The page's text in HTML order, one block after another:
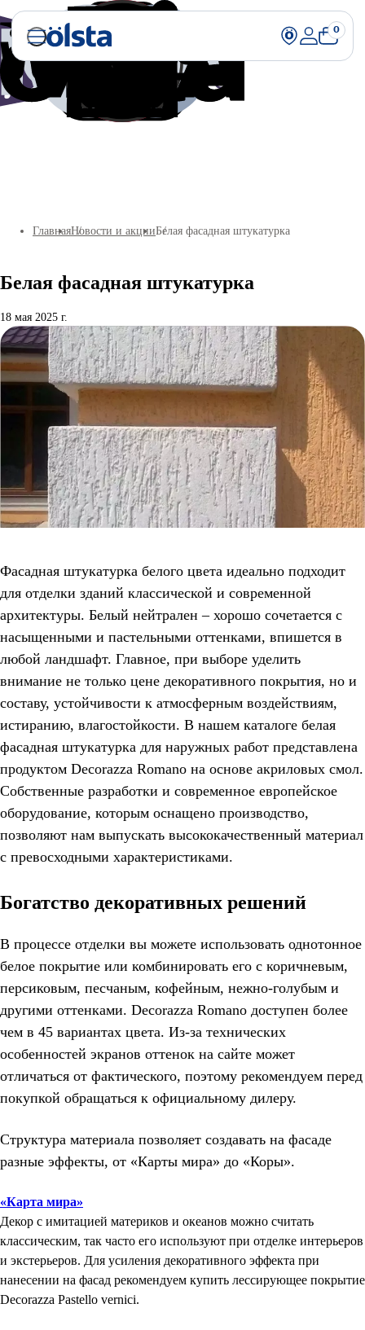
0
ГлавнаяНовости и акцииБелая фасадная штукатурка
18 мая 2025 г.
Белая фасадная штукатурка
Фасадная штукатурка белого цвета идеально подходит
для отделки зданий классической и современной
архитектуры. Белый нейтрален – хорошо сочетается с
насыщенными и пастельными оттенками, впишется в
любой ландшафт. Главное, при выборе уделить
внимание не только цене декоративного покрытия, но и
составу, устойчивости к атмосферным воздействиям,
истиранию, влагостойкости. В нашем каталоге белая
фасадная штукатурка для наружных работ представлена
продуктом Decorazza Romano на основе акриловых смол.
Собственные разработки и современное европейское
оборудование, которым оснащено производство,
позволяют нам выпускать высококачественный материал
с превосходными характеристиками.
Богатство декоративных решений
В процессе отделки вы можете использовать однотонное
белое покрытие или комбинировать его с коричневым,
персиковым, песчаным, кофейным, нежно-голубым и
другими оттенками. Decorazza Romano доступен более
чем в 45 вариантах цвета. Из-за технических
особенностей экранов оттенок на сайте может
отличаться от фактического, поэтому рекомендуем перед
покупкой обращаться к официальному дилеру.
Структура материала позволяет создавать на фасаде
разные эффекты, от «Карты мира» до «Коры».
«Карта мира»
Декор с имитацией материков и океанов можно считать
классическим, так часто его используют при отделке интерьеров
и экстерьеров. Для усиления декоративного эффекта при
нанесении на фасад рекомендуем купить лессирующее покрытие
Decorazza Pastello vernici.